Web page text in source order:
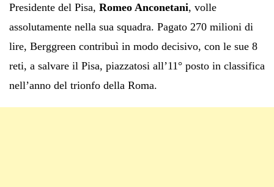
Presidente del Pisa, Romeo Anconetani, volle
assolutamente nella sua squadra. Pagato 270 milioni di
lire, Berggreen contribuì in modo decisivo, con le sue 8
reti, a salvare il Pisa, piazzatosi all’11° posto in classifica
nell’anno del trionfo della Roma.